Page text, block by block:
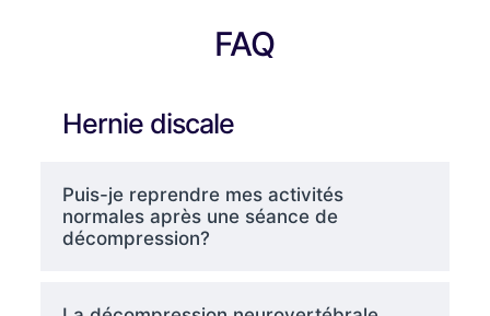
FAQ
Hernie discale
Puis-je reprendre mes activités
normales après une séance de
décompression?